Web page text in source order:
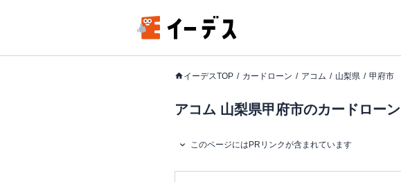
イーデスTOP カードローン アコム 山梨県 甲府市
アコム 山梨県甲府市のカードロー
このページにはPRリンクが含まれています